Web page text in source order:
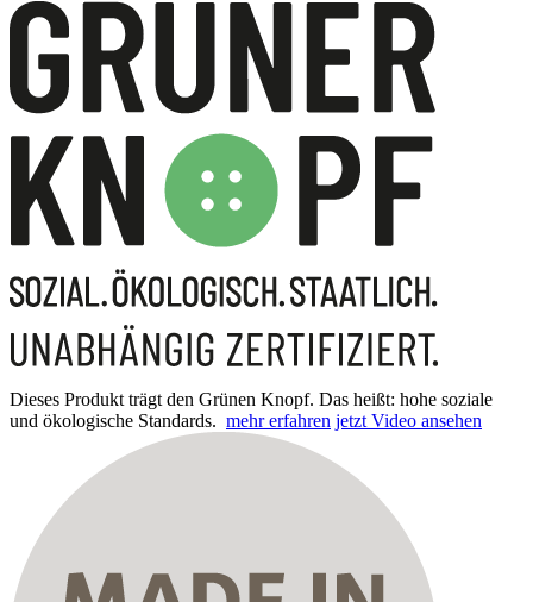
Dieses Produkt trägt den Grünen Knopf. Das heißt: hohe soziale
und ökologische Standards. mehr erfahren jetzt Video ansehen